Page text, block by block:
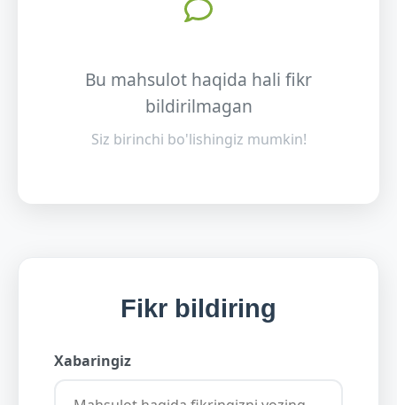
Bu mahsulot haqida hali fikr
bildirilmagan
Siz birinchi bo'lishingiz mumkin!
Fikr bildiring
Xabaringiz